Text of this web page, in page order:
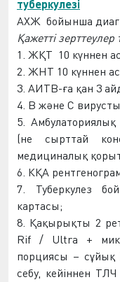
туберкулезі
АХЖ бойынша
Қажетті зерттеулер
1. ЖҚТ 10 күннен ас
2. ЖНТ 10 күннен ас
3. АИТВ-ға қан 3 ай
4. В және С
5.
(не сырттай
медициналық
6. КҚА рентгеногра
7. Туберкулез
картасы;
8. Қақырықты 2
Rif / Ultra +
порциясы – сұйық
себу, кейіннен TЛЧ